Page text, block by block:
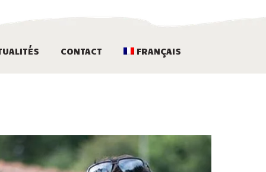
CONTACT FRANÇAIS